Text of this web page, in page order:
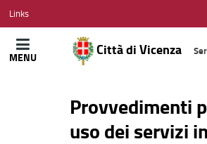
CITTÀ
DI
VICENZA
Links
Città di Vicenza
MENU
Provvedimenti
uso dei servizi in